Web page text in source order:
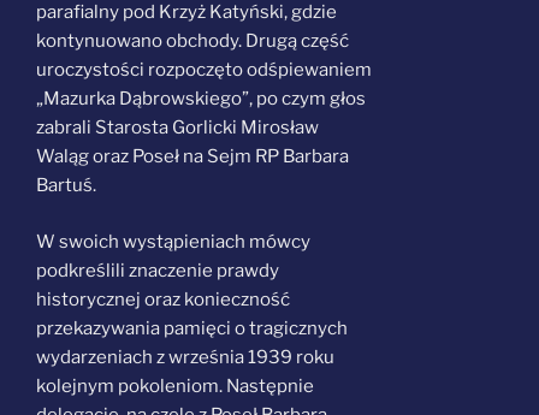
parafialny pod Krzyż Katyński, gdzie
kontynuowano obchody. Drugą część
uroczystości rozpoczęto odśpiewaniem
„Mazurka Dąbrowskiego”, po czym głos
zabrali Starosta Gorlicki Mirosław
Waląg oraz Poseł na Sejm RP Barbara
Bartuś.
W swoich wystąpieniach mówcy
podkreślili znaczenie prawdy
historycznej oraz konieczność
przekazywania pamięci o tragicznych
wydarzeniach z września 1939 roku
kolejnym pokoleniom. Następnie